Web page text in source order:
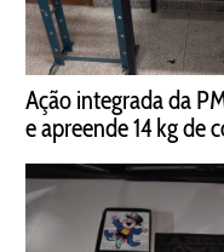
Ação integrada da
e apreende 14 kg de